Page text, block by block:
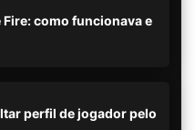
como funcionava e
perfil de jogador pelo